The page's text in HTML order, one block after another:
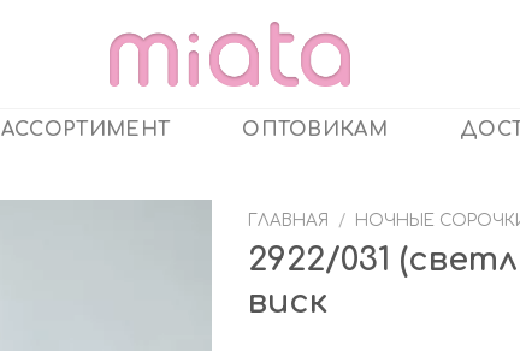
АССОРТИМЕНТ ОПТОВИКАМ
ГЛАВНАЯ / НОЧНЫЕ
2922/031
виск